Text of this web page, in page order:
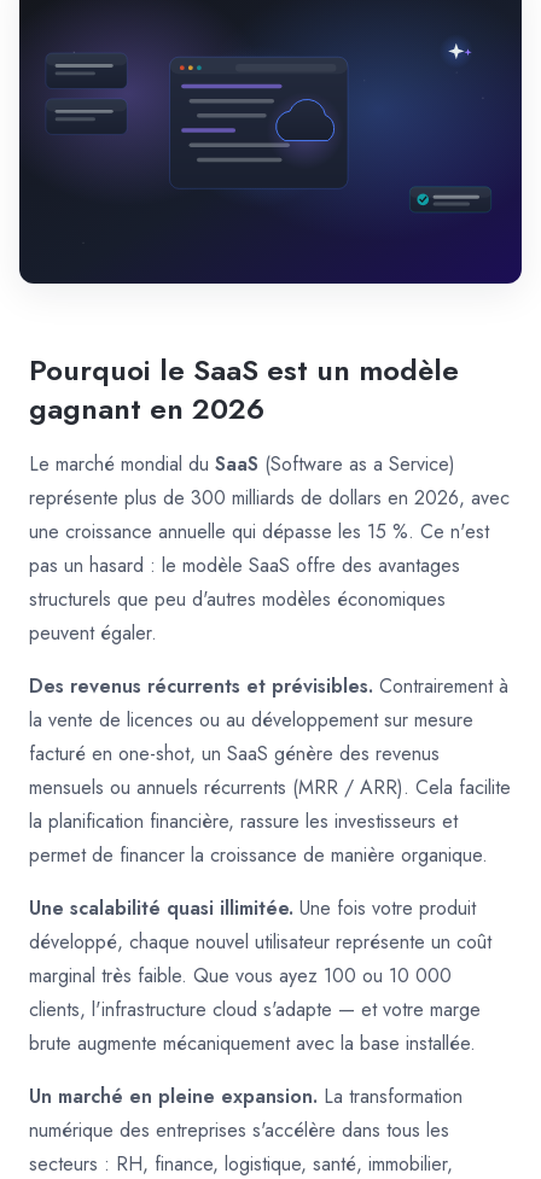
Pourquoi le SaaS est un modèle
gagnant en 2026
Le marché mondial du SaaS (Software as a Service)
représente plus de 300 milliards de dollars en 2026, avec
une croissance annuelle qui dépasse les 15 %. Ce n'est
pas un hasard : le modèle SaaS offre des avantages
structurels que peu d'autres modèles économiques
peuvent égaler.
Des revenus récurrents et prévisibles. Contrairement à
la vente de licences ou au développement sur mesure
facturé en one-shot, un SaaS génère des revenus
mensuels ou annuels récurrents (MRR / ARR). Cela facilite
la planification financière, rassure les investisseurs et
permet de financer la croissance de manière organique.
Une scalabilité quasi illimitée. Une fois votre produit
développé, chaque nouvel utilisateur représente un coût
marginal très faible. Que vous ayez 100 ou 10 000
clients, l'infrastructure cloud s'adapte — et votre marge
brute augmente mécaniquement avec la base installée.
Un marché en pleine expansion. La transformation
numérique des entreprises s'accélère dans tous les
secteurs : RH, finance, logistique, santé, immobilier,